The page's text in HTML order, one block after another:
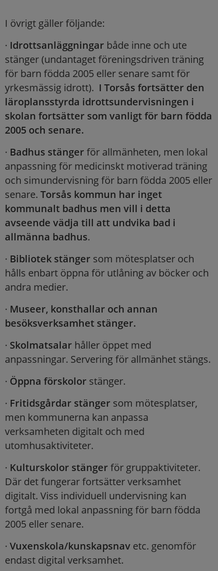
I övrigt gäller följande:
· Idrottsanläggningar både inne och ute
stänger (undantaget föreningsdriven träning
för barn födda 2005 eller senare samt för
yrkesmässig idrott). I Torsås fortsätter den
läroplansstyrda idrottsundervisningen i
skolan fortsätter som vanligt för barn födda
2005 och senare.
· Badhus stänger för allmänheten, men lokal
anpassning för medicinskt motiverad träning
och simundervisning för barn födda 2005 eller
senare. Torsås kommun har inget
kommunalt badhus men vill i detta
avseende vädja till att undvika bad i
allmänna badhus.
· Bibliotek stänger som mötesplatser och
hålls enbart öppna för utlåning av böcker och
andra medier.
· Museer, konsthallar och annan
besöksverksamhet stänger.
· Skolmatsalar håller öppet med
anpassningar. Servering för allmänhet stängs.
· Öppna förskolor stänger.
· Fritidsgårdar stänger som mötesplatser,
men kommunerna kan anpassa
verksamheten digitalt och med
utomhusaktiviteter.
· Kulturskolor stänger för gruppaktiviteter.
Där det fungerar fortsätter verksamhet
digitalt. Viss individuell undervisning kan
fortgå med lokal anpassning för barn födda
2005 eller senare.
· Vuxenskola/kunskapsnav etc. genomför
endast digital verksamhet.